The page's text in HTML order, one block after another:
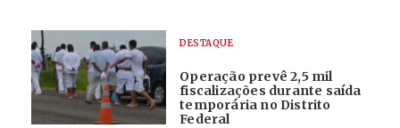
DESTAQUE
Operação prevê 2,5 mil
fiscalizações durante saída
temporária no Distrito
Federal